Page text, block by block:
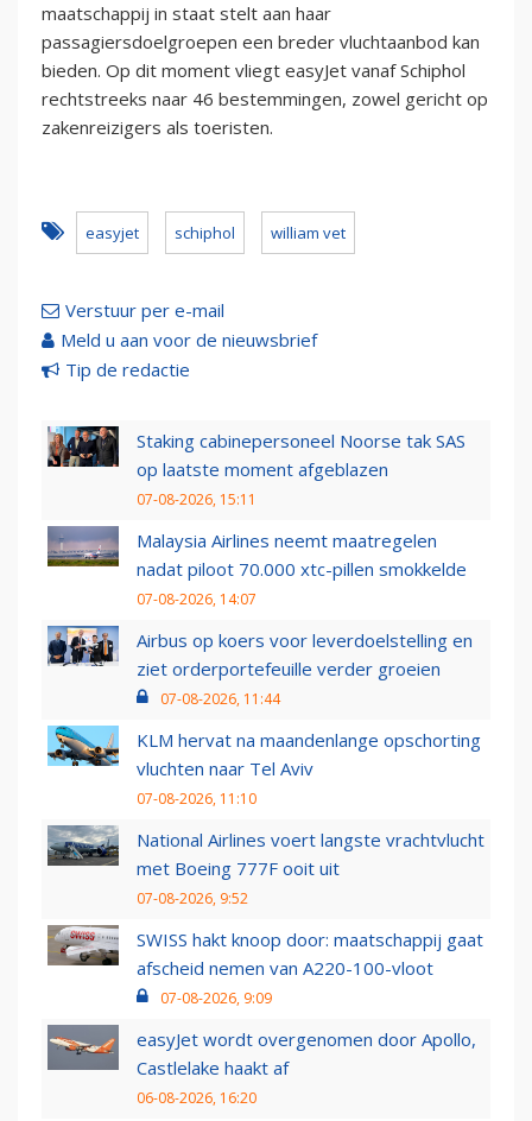
maatschappij in staat stelt aan haar
passagiersdoelgroepen een breder vluchtaanbod kan
bieden. Op dit moment vliegt easyJet vanaf Schiphol
rechtstreeks naar 46 bestemmingen, zowel gericht op
zakenreizigers als toeristen.
easyjet schiphol william vet
Verstuur per e-mail
Meld u aan voor de nieuwsbrief
Tip de redactie
Staking cabinepersoneel Noorse tak SAS
op laatste moment afgeblazen
07-08-2026, 15:11
Malaysia Airlines neemt maatregelen
nadat piloot 70.000 xtc-pillen smokkelde
07-08-2026, 14:07
Airbus op koers voor leverdoelstelling en
ziet orderportefeuille verder groeien
07-08-2026, 11:44
KLM hervat na maandenlange opschorting
vluchten naar Tel Aviv
07-08-2026, 11:10
National Airlines voert langste vrachtvlucht
met Boeing 777F ooit uit
07-08-2026, 9:52
SWISS hakt knoop door: maatschappij gaat
afscheid nemen van A220-100-vloot
07-08-2026, 9:09
easyJet wordt overgenomen door Apollo,
Castlelake haakt af
06-08-2026, 16:20